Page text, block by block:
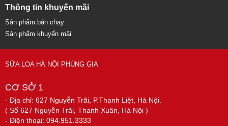
Thông tin khuyến mãi
Sản phẩm bán chạy
Sản phẩm khuyến mãi
SỬA LOA HÀ NỘI PHÙNG GIA
CƠ SỞ 1
- Địa chỉ: 627 Nguyễn Trãi, P.Thanh Liệt, Hà Nội.
( Số 627 Nguyễn Trãi, Thanh Xuân, Hà Nội )
- Điện thoại: 094.951.3333